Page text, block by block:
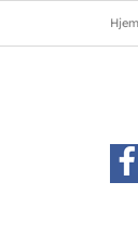
main
Hjem